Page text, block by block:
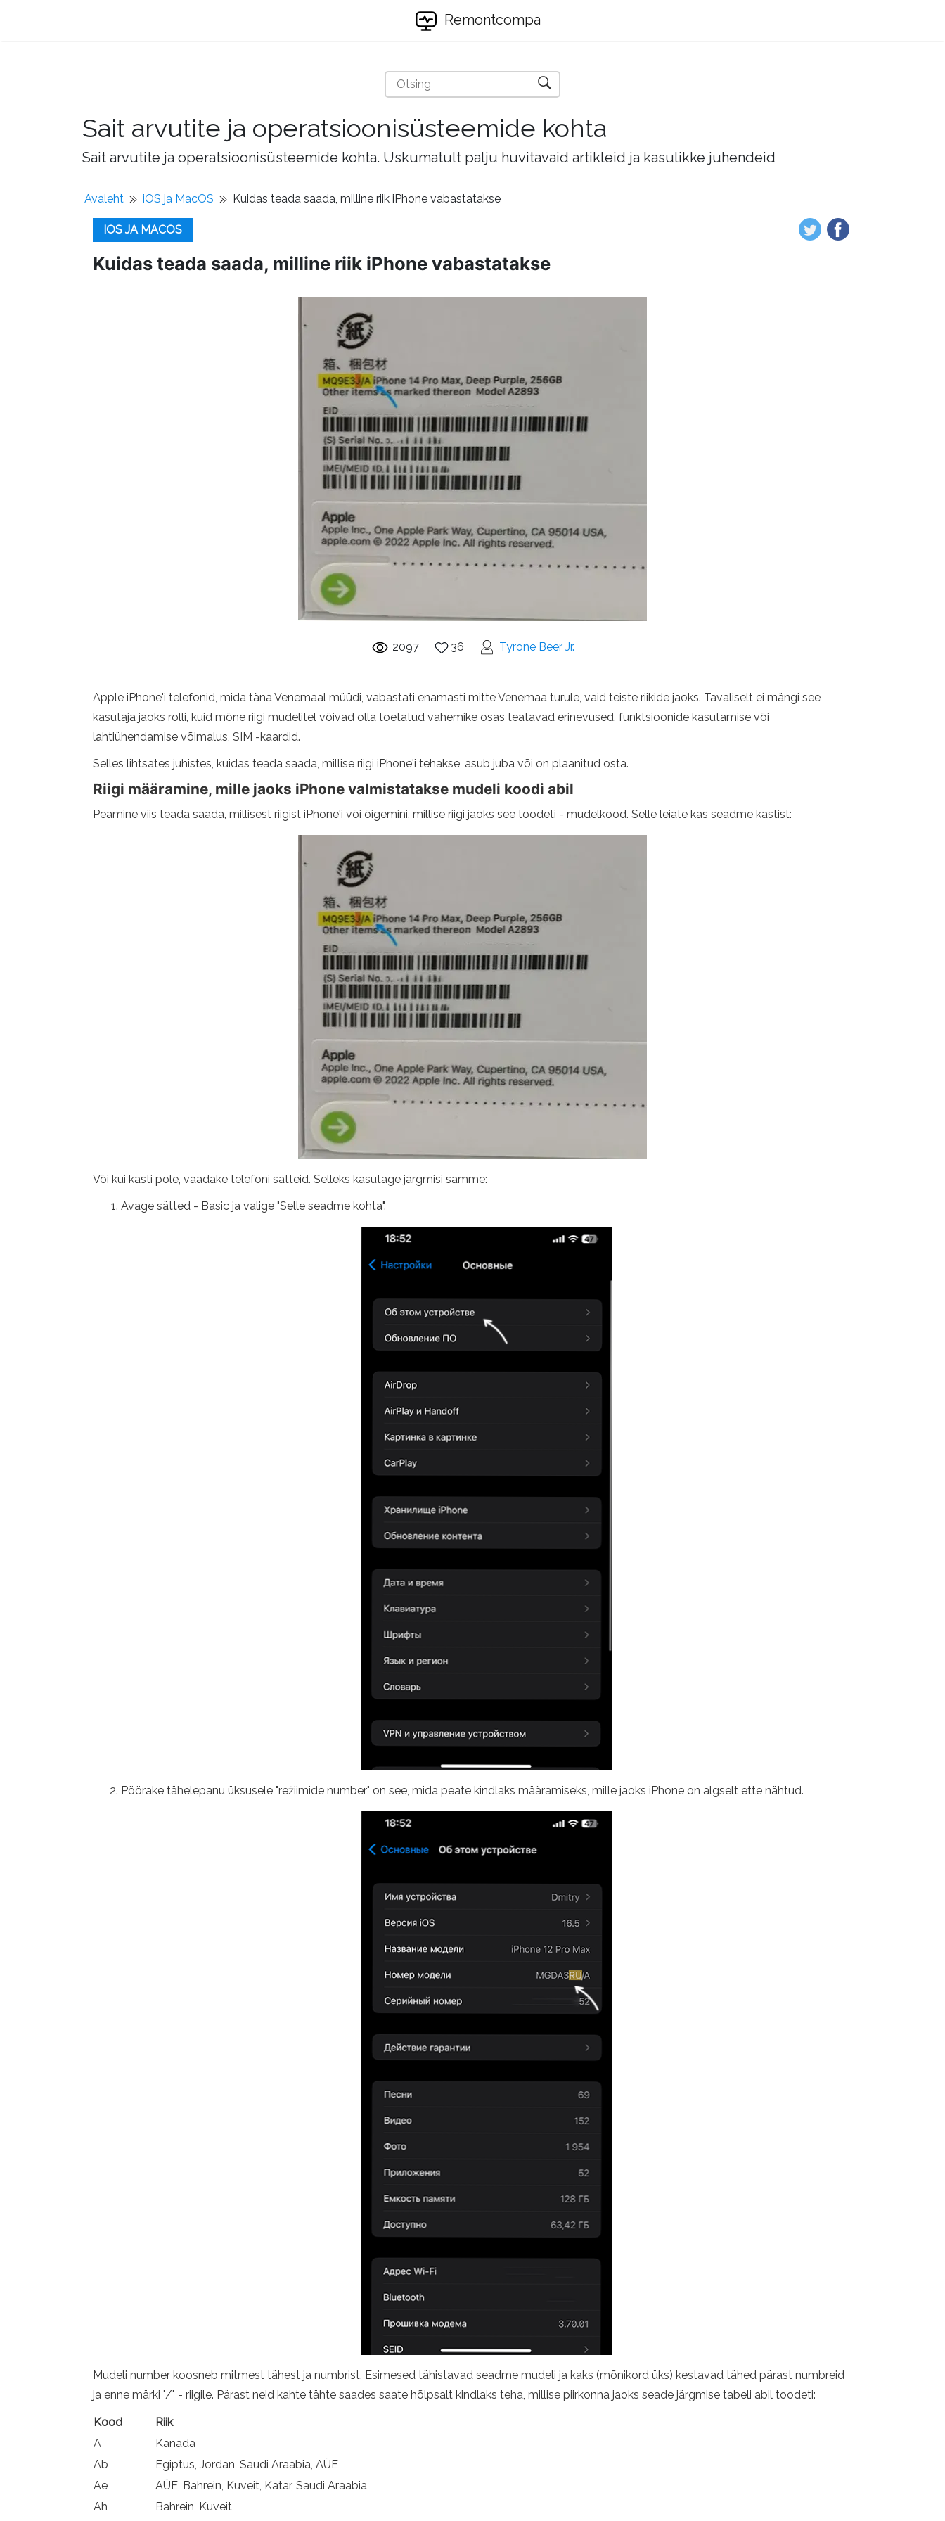
Remontcompa
Sait arvutite ja operatsioonisüsteemide kohta
Sait arvutite ja operatsioonisüsteemide kohta. Uskumatult palju huvitavaid artikleid ja kasulikke juhendeid
Avaleht iOS ja MacOS Kuidas teada saada, milline riik iPhone vabastatakse
IOS JA MACOS
Kuidas teada saada, milline riik iPhone vabastatakse
2097 36 Tyrone Beer Jr.
Apple iPhone'i telefonid, mida täna Venemaal müüdi, vabastati enamasti mitte Venemaa turule, vaid teiste riikide jaoks. Tavaliselt ei mängi see
kasutaja jaoks rolli, kuid mõne riigi mudelitel võivad olla toetatud vahemike osas teatavad erinevused, funktsioonide kasutamise või
lahtiühendamise võimalus, SIM -kaardid.
Selles lihtsates juhistes, kuidas teada saada, millise riigi iPhone'i tehakse, asub juba või on plaanitud osta.
Riigi määramine, mille jaoks iPhone valmistatakse mudeli koodi abil
Peamine viis teada saada, millisest riigist iPhone'i või õigemini, millise riigi jaoks see toodeti - mudelkood. Selle leiate kas seadme kastist:
Või kui kasti pole, vaadake telefoni sätteid. Selleks kasutage järgmisi samme:
Avage sätted - Basic ja valige "Selle seadme kohta".
Pöörake tähelepanu üksusele "režiimide number" on see, mida peate kindlaks määramiseks, mille jaoks iPhone on algselt ette nähtud.
Mudeli number koosneb mitmest tähest ja numbrist. Esimesed tähistavad seadme mudeli ja kaks (mõnikord üks) kestavad tähed pärast numbreid
ja enne märki "/" - riigile. Pärast neid kahte tähte saades saate hõlpsalt kindlaks teha, millise piirkonna jaoks seade järgmise tabeli abil toodeti:
Kood
Riik
A
Kanada
Ab
Egiptus, Jordan, Saudi Araabia, AÜE
Ae
AÜE, Bahrein, Kuveit, Katar, Saudi Araabia
Ah
Bahrein, Kuveit